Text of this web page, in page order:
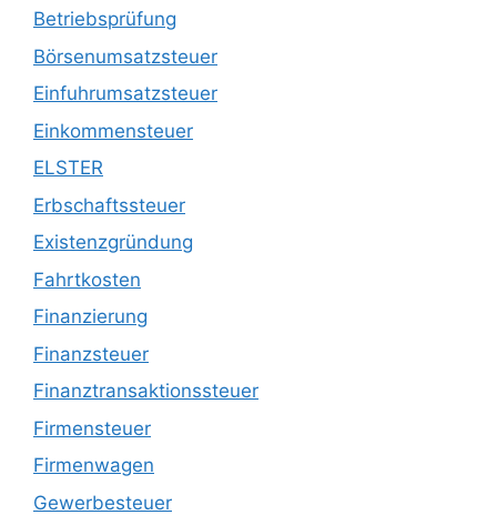
Betriebsprüfung
Börsenumsatzsteuer
Einfuhrumsatzsteuer
Einkommensteuer
ELSTER
Erbschaftssteuer
Existenzgründung
Fahrtkosten
Finanzierung
Finanzsteuer
Finanztransaktionssteuer
Firmensteuer
Firmenwagen
Gewerbesteuer